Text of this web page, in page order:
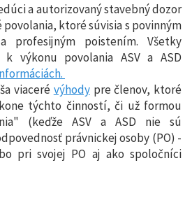
a autorizovaný stavebný dozor
ktoré súvisia s povinným
profesijným poistením. Všetky
výkonu povolania ASV a ASD
viaceré výhodypre členov, ktoré
týchto činností, či už formou
(keďže ASV a ASD nie sú
právnickej osoby (PO) -
pri svojej PO aj ako spoločníci